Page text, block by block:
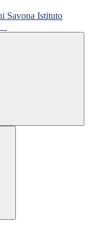
Istituto